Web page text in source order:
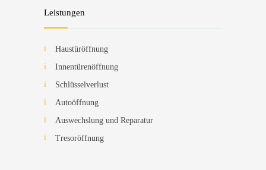
Leistungen
Haustüröffnung
Innentürenöffnung
Schlüsselverlust
Autoöffnung
Auswechslung und Reparatur
Tresoröffnung